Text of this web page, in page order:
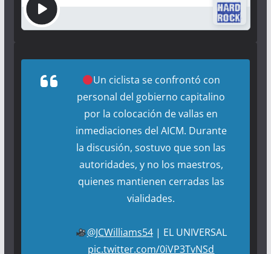
Un ciclista se confrontó con
personal del gobierno capitalino
por la colocación de vallas en
inmediaciones del AICM. Durante
la discusión, sostuvo que son las
autoridades, y no los maestros,
quienes mantienen cerradas las
vialidades.
@JCWilliams54| EL UNIVERSAL
pic.twitter.com/0iVP3TvNSd